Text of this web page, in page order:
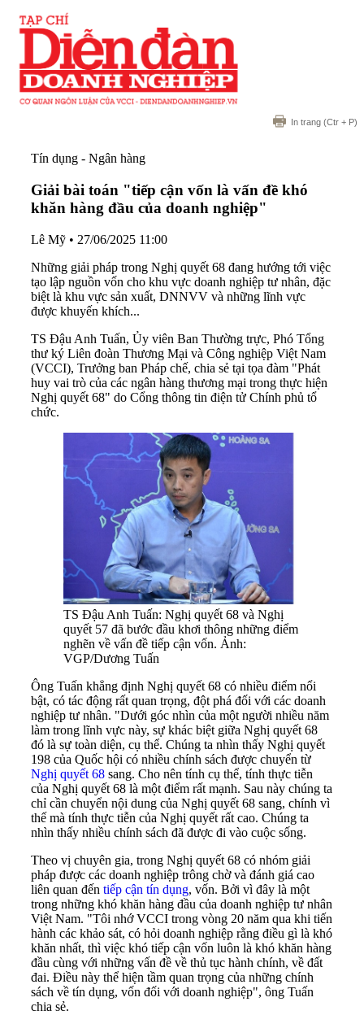
In trang (Ctr + P)
Tín dụng - Ngân hàng
Giải bài toán "tiếp cận vốn là vấn đề khó
khăn hàng đầu của doanh nghiệp"
Lê Mỹ • 27/06/2025 11:00
Những giải pháp trong Nghị quyết 68 đang hướng tới việc
tạo lập nguồn vốn cho khu vực doanh nghiệp tư nhân, đặc
biệt là khu vực sản xuất, DNNVV và những lĩnh vực
được khuyến khích...
TS Đậu Anh Tuấn, Ủy viên Ban Thường trực, Phó Tổng
thư ký Liên đoàn Thương Mại và Công nghiệp Việt Nam
(VCCI), Trưởng ban Pháp chế, chia sẻ tại tọa đàm "Phát
huy vai trò của các ngân hàng thương mại trong thực hiện
Nghị quyết 68" do Cổng thông tin điện tử Chính phủ tổ
chức.
TS Đậu Anh Tuấn: Nghị quyết 68 và Nghị
quyết 57 đã bước đầu khơi thông những điểm
nghẽn về vấn đề tiếp cận vốn. Ảnh:
VGP/Dương Tuấn
Ông Tuấn khẳng định Nghị quyết 68 có nhiều điểm nổi
bật, có tác động rất quan trọng, đột phá đối với các doanh
nghiệp tư nhân. "Dưới góc nhìn của một người nhiều năm
làm trong lĩnh vực này, sự khác biệt giữa Nghị quyết 68
đó là sự toàn diện, cụ thể. Chúng ta nhìn thấy Nghị quyết
198 của Quốc hội có nhiều chính sách được chuyển từ
Nghị quyết 68 sang. Cho nên tính cụ thể, tính thực tiễn
của Nghị quyết 68 là một điểm rất mạnh. Sau này chúng ta
chỉ cần chuyển nội dung của Nghị quyết 68 sang, chính vì
thế mà tính thực tiễn của Nghị quyết rất cao. Chúng ta
nhìn thấy nhiều chính sách đã được đi vào cuộc sống.
Theo vị chuyên gia, trong Nghị quyết 68 có nhóm giải
pháp được các doanh nghiệp trông chờ và đánh giá cao
liên quan đến tiếp cận tín dụng, vốn. Bởi vì đây là một
trong những khó khăn hàng đầu của doanh nghiệp tư nhân
Việt Nam. "Tôi nhớ VCCI trong vòng 20 năm qua khi tiến
hành các khảo sát, có hỏi doanh nghiệp rằng điều gì là khó
khăn nhất, thì việc khó tiếp cận vốn luôn là khó khăn hàng
đầu cùng với những vấn đề về thủ tục hành chính, về đất
đai. Điều này thể hiện tầm quan trọng của những chính
sách về tín dụng, vốn đối với doanh nghiệp", ông Tuấn
chia sẻ.